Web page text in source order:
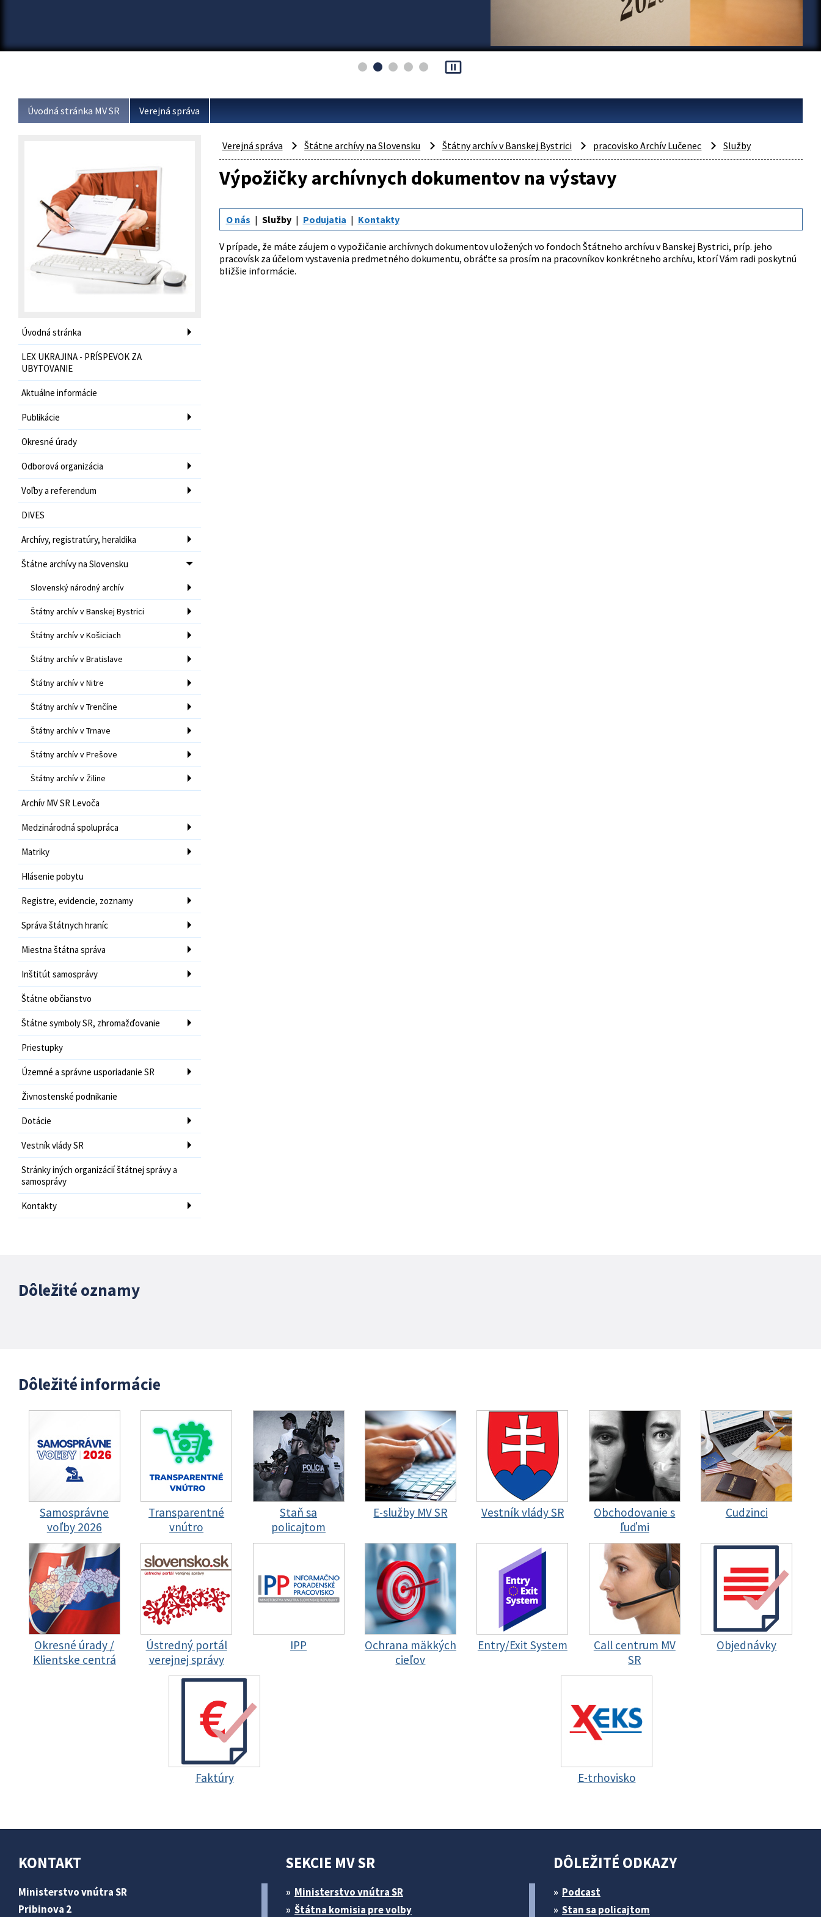
pause_presentation
Úvodná stránka MV SR Verejná správa
Úvodná stránka
LEX UKRAJINA - PRÍSPEVOK ZA
UBYTOVANIE
Aktuálne informácie
Publikácie
Okresné úrady
Odborová organizácia
Voľby a referendum
DIVES
Archívy, registratúry, heraldika
Štátne archívy na Slovensku
Slovenský národný archív
Štátny archív v Banskej Bystrici
Štátny archív v Košiciach
Štátny archív v Bratislave
Štátny archív v Nitre
Štátny archív v Trenčíne
Štátny archív v Trnave
Štátny archív v Prešove
Štátny archív v Žiline
Archív MV SR Levoča
Medzinárodná spolupráca
Matriky
Hlásenie pobytu
Registre, evidencie, zoznamy
Správa štátnych hraníc
Miestna štátna správa
Inštitút samosprávy
Štátne občianstvo
Štátne symboly SR, zhromažďovanie
Priestupky
Územné a správne usporiadanie SR
Živnostenské podnikanie
Dotácie
Vestník vlády SR
Stránky iných organizácií štátnej správy a
samosprávy
Kontakty
Verejná správa Štátne archívy na Slovensku Štátny archív v Banskej Bystrici pracovisko Archív Lučenec Služby
Výpožičky archívnych dokumentov na výstavy
O nás Služby Podujatia Kontakty
V prípade, že máte záujem o vypožičanie archívnych dokumentov uložených vo fondoch Štátneho archívu v Banskej Bystrici, príp. jeho
pracovísk za účelom vystavenia predmetného dokumentu, obráťte sa prosím na pracovníkov konkrétneho archívu, ktorí Vám radi poskytnú
bližšie informácie.
Dôležité oznamy
Dôležité informácie
Samosprávne
voľby 2026
Transparentné
vnútro
Staň sa
policajtom
E-služby MV SR Vestník vlády SR
Obchodovanie s
ľuďmi
Cudzinci
Okresné úrady /
Klientske centrá
Ústredný portál
verejnej správy
IPP
Ochrana mäkkých
cieľov
Entry/Exit System
Call centrum MV
SR
Objednávky
Faktúry E-trhovisko
KONTAKT
Ministerstvo vnútra SR
Pribinova 2
SEKCIE MV SR
Ministerstvo vnútra SR
Štátna komisia pre volby
DÔLEŽITÉ ODKAZY
Podcast
Stan sa policajtom